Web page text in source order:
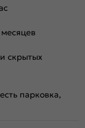
скрытых
парковка,